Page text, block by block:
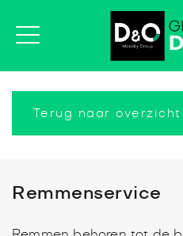
Terug naar overzicht
Remmenservice